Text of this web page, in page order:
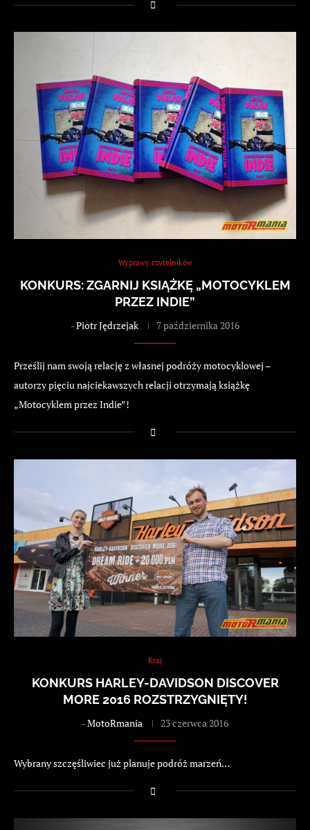
Wyprawy czytelników
KONKURS: ZGARNIJ KSIĄŻKĘ „MOTOCYKLEM
PRZEZ INDIE”
-Piotr Jędrzejak 7 października 2016
Prześlij nam swoją relację z własnej podróży motocyklowej –
autorzy pięciu najciekawszych relacji otrzymają książkę
„Motocyklem przez Indie”!
Kraj
KONKURS HARLEY-DAVIDSON DISCOVER
MORE 2016 ROZSTRZYGNIĘTY!
-MotoRmania 23 czerwca 2016
Wybrany szczęśliwiec już planuje podróż marzeń…